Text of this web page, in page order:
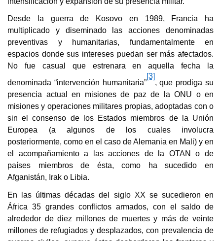
Desde la guerra de Kosovo en 1989, Francia ha
multiplicado y diseminado las acciones denominadas
preventivas y humanitarias, fundamentalmente en
espacios donde sus intereses puedan ser más afectados.
No fue casual que estrenara en aquella fecha la
denominada “intervención humanitaria”
[3]
, que prodiga su
presencia actual en misiones de paz de la ONU o en
misiones y operaciones militares propias, adoptadas con o
sin el consenso de los Estados miembros de la Unión
Europea (a algunos de los cuales involucra
posteriormente, como en el caso de Alemania en Mali) y en
el acompañamiento a las acciones de la OTAN o de
países miembros de ésta, como ha sucedido en
Afganistán, Irak o Libia.
En las últimas décadas del siglo XX se sucedieron en
África 35 grandes conflictos armados, con el saldo de
alrededor de diez millones de muertes y más de veinte
millones de refugiados y desplazados, con prevalencia de